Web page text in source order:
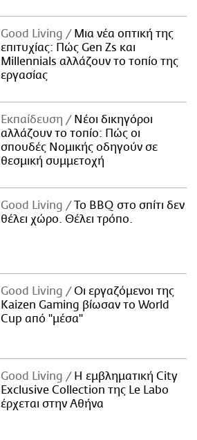
Good Living
Μια νέα οπτική της
επιτυχίας: Πώς Gen Zs και
Millennials αλλάζουν το τοπίο της
εργασίας
Εκπαίδευση
Νέοι δικηγόροι
αλλάζουν το τοπίο: Πώς οι
σπουδές Νομικής οδηγούν σε
θεσμική συμμετοχή
Good Living
Το BBQ στο σπίτι δεν
θέλει χώρο. Θέλει τρόπο.
Good Living
Οι εργαζόμενοι της
Kaizen Gaming βίωσαν το World
Cup από "μέσα"
Good Living
Η εμβληματική City
Exclusive Collection της Le Labo
έρχεται στην Αθήνα